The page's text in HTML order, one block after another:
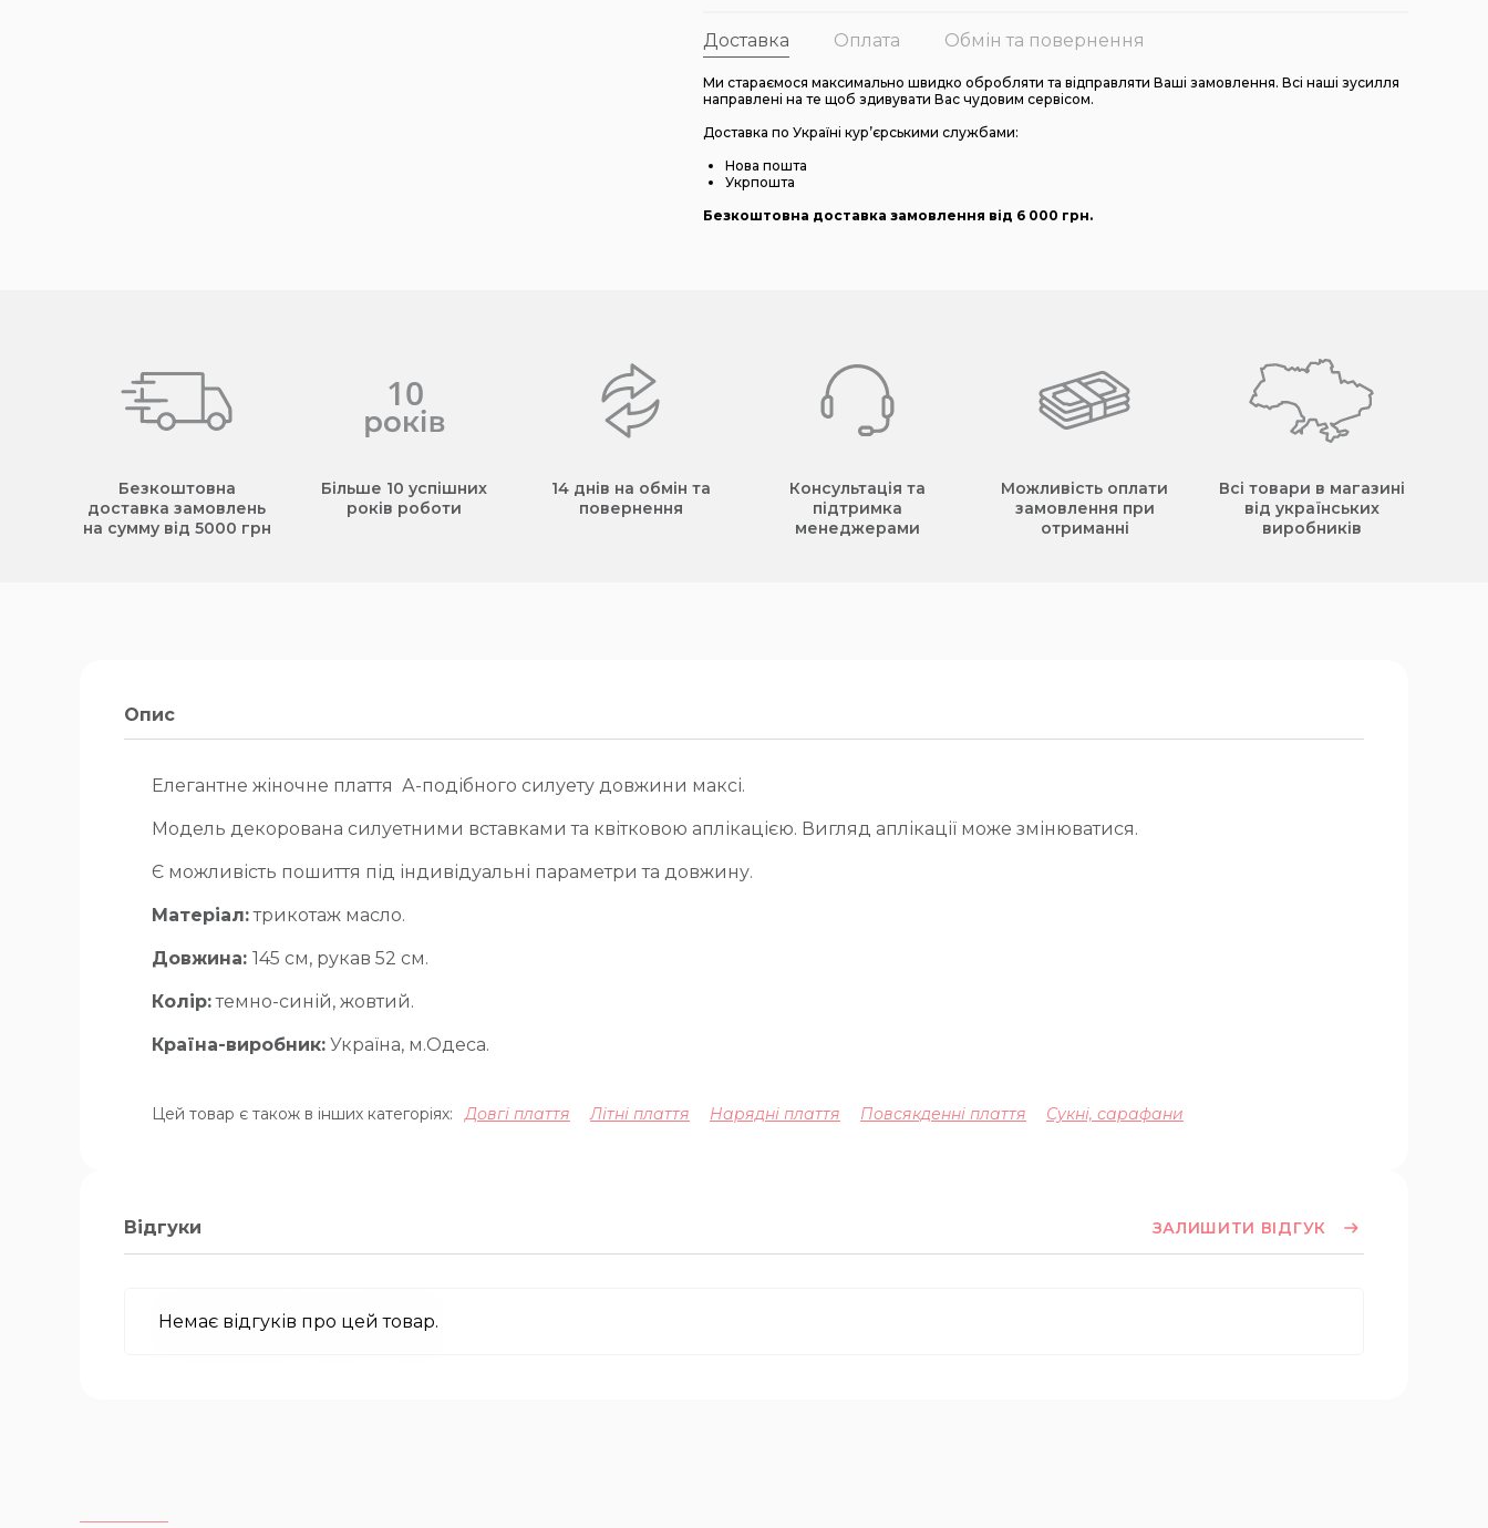
Доставка Оплата Обмін та повернення
Ми стараємося максимально швидко обробляти та відправляти Ваші замовлення. Всі наші зусилля
направлені на те щоб здивувати Вас чудовим сервісом.
Доставка по Україні кур’єрськими службами:
Нова пошта
Укрпошта
Безкоштовна доставка замовлення від 6 000 грн.
Безкоштовна
доставка замовлень
на сумму від 5000 грн
Більше 10 успішних
років роботи
14 днів на обмін та
повернення
Консультація та
підтримка
менеджерами
Можливість оплати
замовлення при
отриманні
Всі товари в магазині
від українських
виробників
Опис
Елегантне жіночне плаття А-подібного силуету довжини максі.
Модель декорована силуетними вставками та квітковою аплікацією. Вигляд аплікації може змінюватися.
Є можливість пошиття під індивідуальні параметри та довжину.
Матеріал:трикотаж масло.
Довжина: 145 см, рукав 52 см.
Колір:темно-синій, жовтий.
Країна-виробник: Україна, м.Одеса.
Цей товар є також в інших категоріях: Довгі плаття Літні плаття Нарядні плаття Повсякденні плаття Сукні, сарафани
Відгуки ЗАЛИШИТИ ВІДГУК
Немає відгуків про цей товар.